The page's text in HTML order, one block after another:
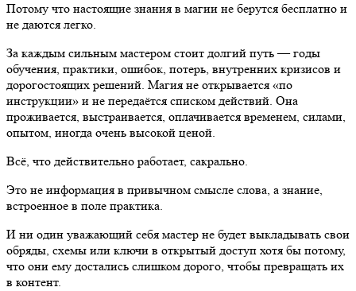
Потому что настоящие знания в магии не берутся бесплатно и
не даются легко.
За каждым сильным мастером стоит долгий путь — годы
обучения, практики, ошибок, потерь, внутренних кризисов и
дорогостоящих решений. Магия не открывается «по
инструкции» и не передаётся списком действий. Она
проживается, выстраивается, оплачивается временем, силами,
опытом, иногда очень высокой ценой.
Всё, что действительно работает, сакрально.
Это не информация в привычном смысле слова, а знание,
встроенное в поле практика.
И ни один уважающий себя мастер не будет выкладывать свои
обряды, схемы или ключи в открытый доступ хотя бы потому,
что они ему достались слишком дорого, чтобы превращать их
в контент.